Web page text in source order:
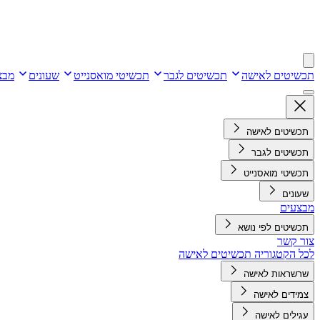
תכשיטים לאישה תכשיטים לגבר תכשיטי מואסנייט שעונים
תכשיטים לאישה
תכשיטים לגבר
תכשיטי מואסנייט
שעונים
מבצעים
תכשיטים לפי נושא
צור קשר
לכל הקטגוריה תכשיטים לאישה
שרשראות לאישה
צמידים לאישה
עגילים לאישה